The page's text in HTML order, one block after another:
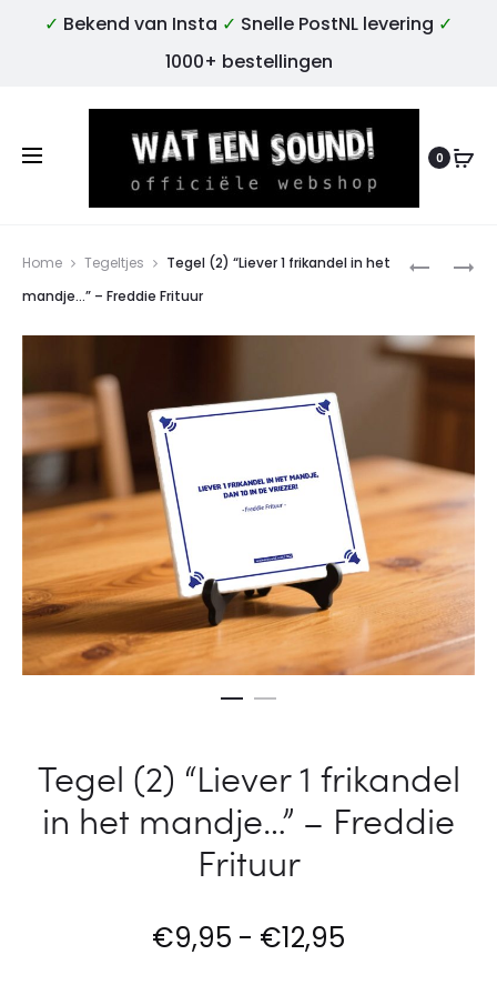
✓ Bekend van Insta ✓ Snelle PostNL levering ✓
1000+ bestellingen
0
STICKERS
TEGEL
MOET
DRUK
MAKEN
VOOR
–
ZENDER
OBAMA
Home Tegeltjes
Tegel (2) “Liever 1 frikandel in het
mandje…” – Freddie Frituur
Tegel (2) “Liever 1 frikandel
in het mandje…” – Freddie
Frituur
€9,95 - €12,95